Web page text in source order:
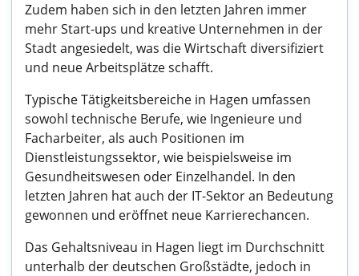
Zudem haben sich in den letzten Jahren immer
mehr Start-ups und kreative Unternehmen in der
Stadt angesiedelt, was die Wirtschaft diversifiziert
und neue Arbeitsplätze schafft.
Typische Tätigkeitsbereiche in Hagen umfassen
sowohl technische Berufe, wie Ingenieure und
Facharbeiter, als auch Positionen im
Dienstleistungssektor, wie beispielsweise im
Gesundheitswesen oder Einzelhandel. In den
letzten Jahren hat auch der IT-Sektor an Bedeutung
gewonnen und eröffnet neue Karrierechancen.
Das Gehaltsniveau in Hagen liegt im Durchschnitt
unterhalb der deutschen Großstädte, jedoch in